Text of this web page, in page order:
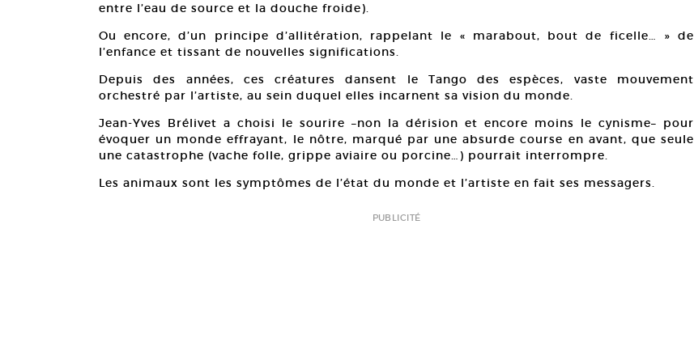
entre l’eau de source et la douche froide).
Ou encore, d’un principe d’allitération, rappelant le « marabout, bout de ficelle… » de
l’enfance et tissant de nouvelles significations.
Depuis des années, ces créatures dansent le Tango des espèces, vaste mouvement
orchestré par l’artiste, au sein duquel elles incarnent sa vision du monde.
Jean-Yves Brélivet a choisi le sourire –non la dérision et encore moins le cynisme– pour
évoquer un monde effrayant, le nôtre, marqué par une absurde course en avant, que seule
une catastrophe (vache folle, grippe aviaire ou porcine…) pourrait interrompre.
Les animaux sont les symptômes de l’état du monde et l’artiste en fait ses messagers.
PUBLICITÉ